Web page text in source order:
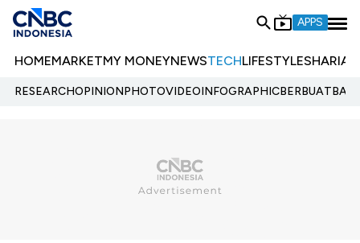
APPS
HOMEMARKETMY MONEYNEWSTECHLIFESTYLESHARIA
RESEARCHOPINIONPHOTOVIDEOINFOGRAPHIC